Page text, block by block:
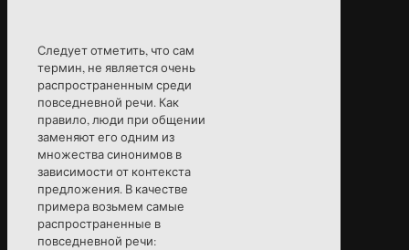
Следует отметить, что сам
термин, не является очень
распространенным среди
повседневной речи. Как
правило, люди при общении
заменяют его одним из
множества синонимов в
зависимости от контекста
предложения. В качестве
примера возьмем самые
распространенные в
повседневной речи: